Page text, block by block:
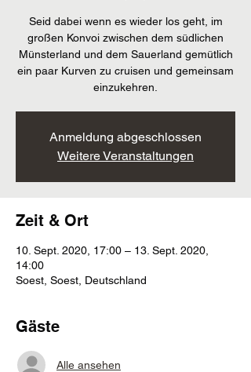
Seid dabei wenn es wieder los geht, im
großen Konvoi zwischen dem südlichen
Münsterland und dem Sauerland gemütlich
ein paar Kurven zu cruisen und gemeinsam
einzukehren.
Anmeldung abgeschlossen
Weitere Veranstaltungen
Zeit & Ort
10. Sept. 2020, 17:00 – 13. Sept. 2020,
14:00
Soest, Soest, Deutschland
Gäste
Alle ansehen